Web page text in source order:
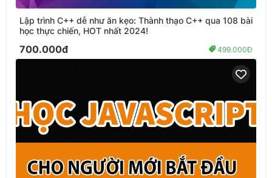
Lập trình C++ dễ như ăn kẹo: Thành thạo C++ qua 108 bài
học thực chiến, HOT nhất 2024!
700.000đ 499.000Đ